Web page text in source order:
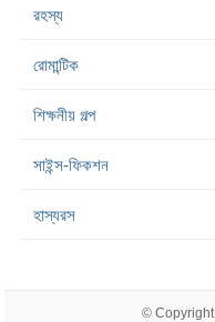
রহস্য
রোমান্টিক
শিক্ষনীয় গল্প
সাইন্স-ফিকশন
হাস্যরস
©